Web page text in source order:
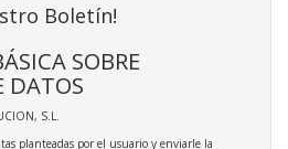
Boletín!
SOBRE
DATOS
S.L.
planteadas por el usuario y enviarle la